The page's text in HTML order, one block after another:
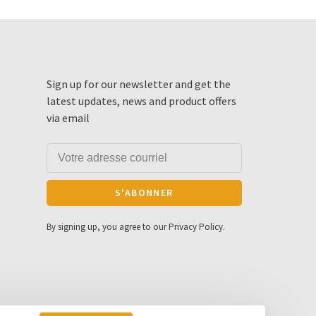
Sign up for our newsletter and get the
latest updates, news and product offers
via email
S'ABONNER
By signing up, you agree to our Privacy Policy.